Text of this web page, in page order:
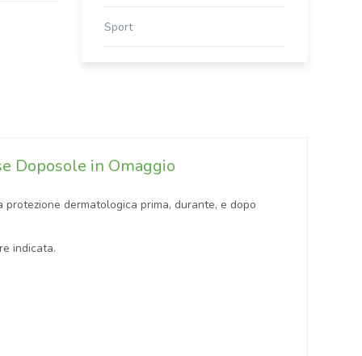
Sport
Doposole in Omaggio
dermatologica prima, durante, e dopo
indicata.